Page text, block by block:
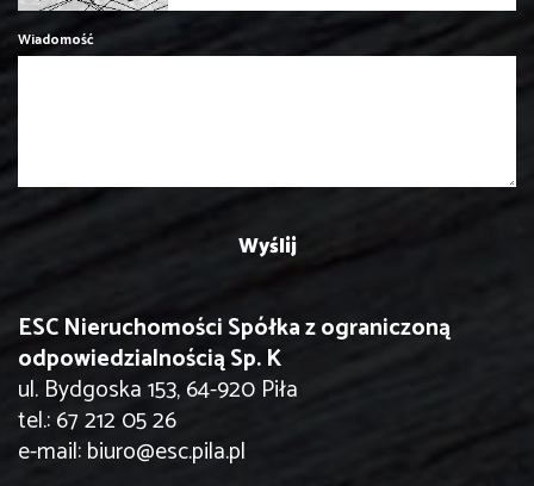
Wiadomość
ESC Nieruchomości Spółka z ograniczoną
odpowiedzialnością Sp. K
ul. Bydgoska 153, 64-920 Piła
tel.:67 212 05 26
e-mail:biuro@esc.pila.pl